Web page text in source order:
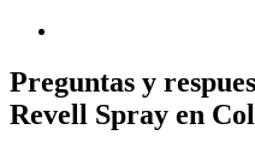
Preguntas y
Revell Spray en